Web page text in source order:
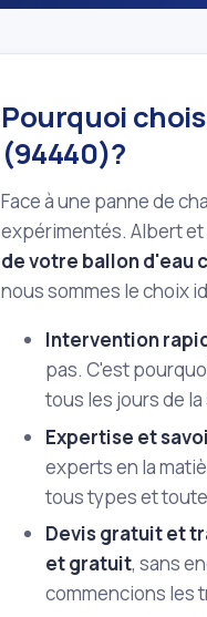
Pourquoi
(94440)?
Face à une panne de
expérimentés. Albert et
de votre ballon d'eau
nous sommes le choix
Intervention
pas. C'est
tous les jours de
Expertise et
experts en la
tous types et
Devis gratuit et
et gratuit, sans
commencions les